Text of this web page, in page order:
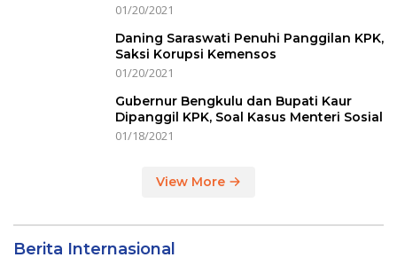
01/20/2021
Daning Saraswati Penuhi Panggilan KPK,
Saksi Korupsi Kemensos
01/20/2021
Gubernur Bengkulu dan Bupati Kaur
Dipanggil KPK, Soal Kasus Menteri Sosial
01/18/2021
View More
Berita Internasional